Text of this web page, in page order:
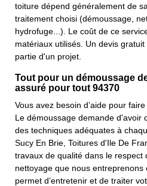
toiture dépend généralement de
traitement choisi (démoussage,
hydrofuge...). Le coût de ce
matériaux utilisés. Un devis
partie d'un projet.
Tout pour un démoussage
assuré pour tout 94370
Vous avez besoin d’aide pour
Le démoussage demande d'avoir
des techniques adéquates à
Sucy En Brie, Toitures d'Ile De
travaux de qualité dans le respect
nettoyage que nous
permet d’entretenir et de traiter